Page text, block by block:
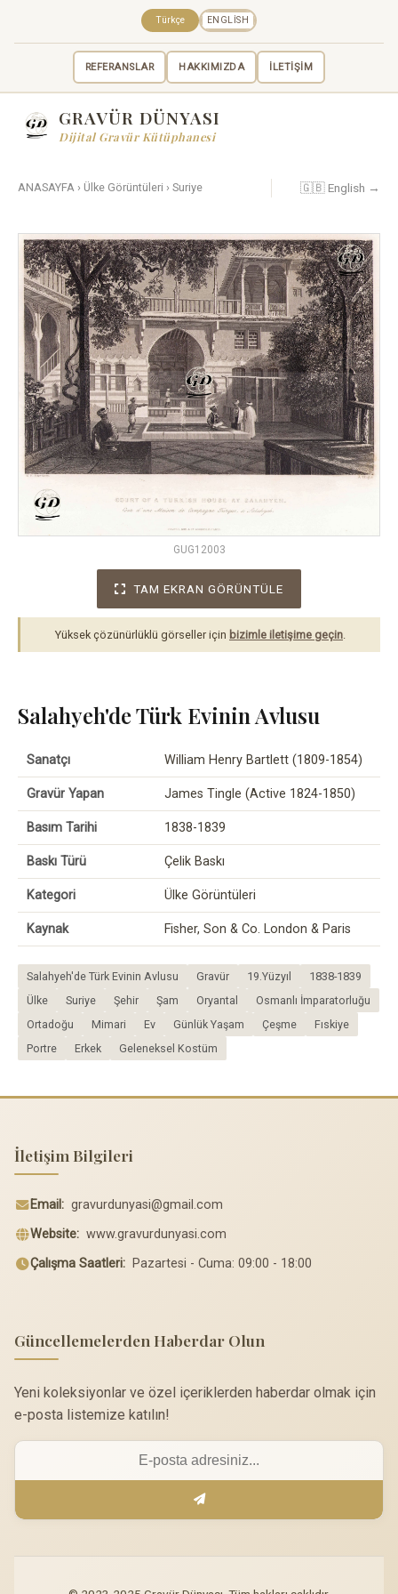
REFERANSLAR HAKKIMIZDA İLETİŞİM
Türkçe ENGLISH
GRAVÜR DÜNYASI
Dijital Gravür Kütüphanesi
ANASAYFA › Ülke Görüntüleri › Suriye 🇬🇧 English →
GUG12003
TAM EKRAN GÖRÜNTÜLE
Yüksek çözünürlüklü görseller için bizimle iletişime geçin.
Salahyeh'de Türk Evinin Avlusu
Sanatçı William Henry Bartlett (1809-1854)
Gravür Yapan James Tingle (Active 1824-1850)
Basım Tarihi 1838-1839
Baskı Türü Çelik Baskı
Kategori Ülke Görüntüleri
Kaynak Fisher, Son & Co. London & Paris
Salahyeh'de Türk Evinin Avlusu Gravür 19.Yüzyıl
1838-1839
Ülke
Suriye Şehir Şam Oryantal
Osmanlı İmparatorluğu
Ortadoğu
Mimari Ev Günlük Yaşam Çeşme
Fıskiye
Portre
Erkek Geleneksel Kostüm
İletişim Bilgileri
Email: gravurdunyasi@gmail.com
Website: www.gravurdunyasi.com
Çalışma Saatleri: Pazartesi - Cuma: 09:00 - 18:00
Güncellemelerden Haberdar Olun
Yeni koleksiyonlar ve özel içeriklerden haberdar olmak için
e-posta listemize katılın!